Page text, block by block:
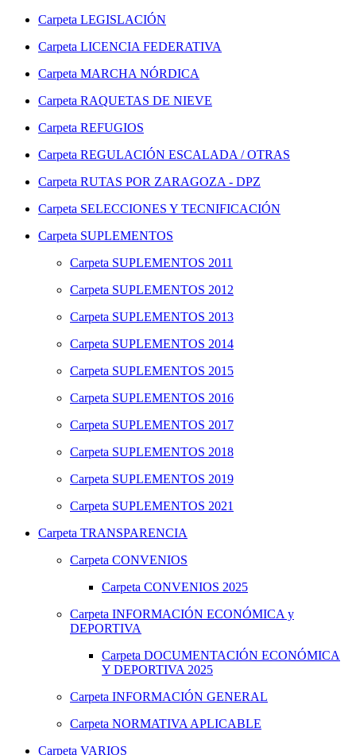
Carpeta LEGISLACIÓN
Carpeta LICENCIA FEDERATIVA
Carpeta MARCHA NÓRDICA
Carpeta RAQUETAS DE NIEVE
Carpeta REFUGIOS
Carpeta REGULACIÓN ESCALADA / OTRAS
Carpeta RUTAS POR ZARAGOZA - DPZ
Carpeta SELECCIONES Y TECNIFICACIÓN
Carpeta SUPLEMENTOS
Carpeta SUPLEMENTOS 2011
Carpeta SUPLEMENTOS 2012
Carpeta SUPLEMENTOS 2013
Carpeta SUPLEMENTOS 2014
Carpeta SUPLEMENTOS 2015
Carpeta SUPLEMENTOS 2016
Carpeta SUPLEMENTOS 2017
Carpeta SUPLEMENTOS 2018
Carpeta SUPLEMENTOS 2019
Carpeta SUPLEMENTOS 2021
Carpeta TRANSPARENCIA
Carpeta CONVENIOS
Carpeta CONVENIOS 2025
Carpeta INFORMACIÓN ECONÓMICA y
DEPORTIVA
Carpeta DOCUMENTACIÓN ECONÓMICA
Y DEPORTIVA 2025
Carpeta INFORMACIÓN GENERAL
Carpeta NORMATIVA APLICABLE
Carpeta VARIOS